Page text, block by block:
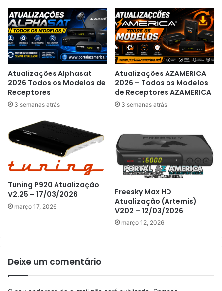
Atualizações Alphasat
2026 Todos os Modelos de
Receptores
3 semanas atrás
Atualizações AZAMERICA
2026 – Todos os Modelos
de Receptores AZAMERICA
3 semanas atrás
Tuning P920 Atualização
V2.25 – 17/03/2026
março 17, 2026
Freesky Max HD
Atualização (Artemis)
V202 – 12/03/2026
março 12, 2026
Deixe um comentário